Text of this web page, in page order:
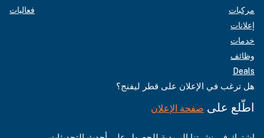
مركبات
إعلانات
خدمات
وظائف
Deals
فعاليات
هل ترغب في الإعلان على قطر ليفنج؟
اطّلع على صفحة الإعلان